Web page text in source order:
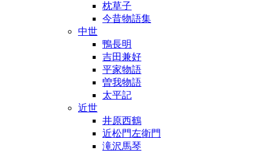
枕草子
今昔物語集
中世
鴨長明
吉田兼好
平家物語
曽我物語
太平記
近世
井原西鶴
近松門左衛門
滝沢馬琴